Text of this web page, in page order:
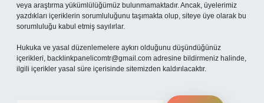
veya araştırma yükümlülüğümüz bulunmamaktadır. Ancak, üyelerimiz
yazdıkları içeriklerin sorumluluğunu taşımakta olup, siteye üye olarak bu
sorumluluğu kabul etmiş sayılırlar.
Hukuka ve yasal düzenlemelere aykırı olduğunu düşündüğünüz
içerikleri, backlinkpanelicomtr@gmail.com adresine bildirmeniz halinde,
ilgili içerikler yasal süre içerisinde sitemizden kaldırılacaktır.